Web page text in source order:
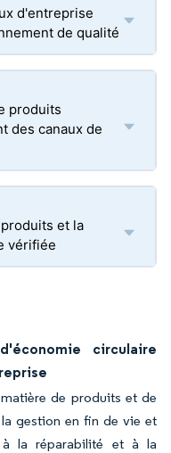
d'entreprise
de qualité
produits
des canaux de
et la
vérifiée
circulaire
de produits et de
gestion en fin de vie et
la réparabilité et à la